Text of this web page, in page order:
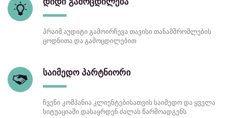
პრაიმ აუდიტი გამოირჩევა თავისი თანამშრომლების
ცოდნითა და გამოცდილებით
საიმედო პარტნიორი
ჩვენი კომპანია კლიენტებისათვის საიმედო და ყველა
სიტუაციაში დასაყრდენ ძალას წარმოადგენს